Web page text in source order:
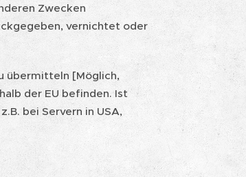
Zwecken
vernichtet oder
übermitteln [Möglich,
der EU befinden. Ist
bei Servern in USA,